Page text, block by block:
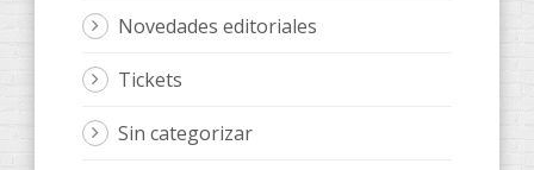
Novedades editoriales
Tickets
Sin categorizar